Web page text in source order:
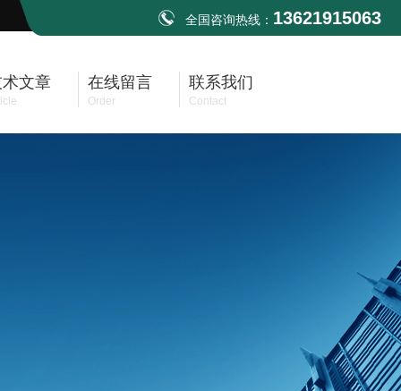
全国咨询热线： 13621915063
文章 在线留言
Order
联系我们
Contact